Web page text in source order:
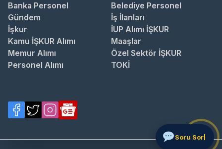
Banka Personel
Belediye Personel
Gündem
İş İlanları
İşkur
İUP Alımı İŞKUR
Kamu İŞKUR Alımı
Maaşlar
Memur Alımı
Özel Sektör İŞKUR
Personel Alımı
TOKİ